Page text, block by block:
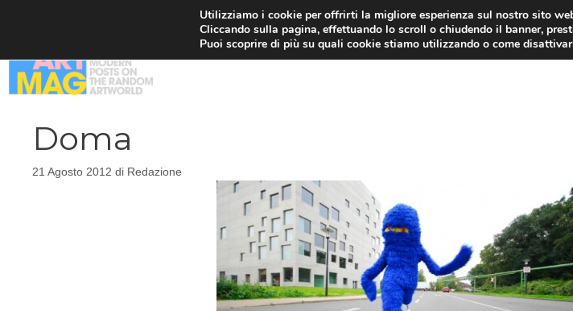
Doma
21 Agosto 2012 di Redazione
Utilizziamo i cookie per offrirti la migliore esperienza sul nostro sito
Cliccando sulla pagina, effettuando lo scroll o chiudendo il banner,
Puoi scoprire di più su quali cookie stiamo utilizzando o come